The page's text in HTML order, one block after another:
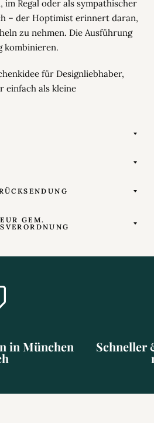
im Regal oder als sympathischer
– der Hoptimist erinnert daran,
zu nehmen. Die Ausführung
kombinieren.
für Designliebhaber,
einfach als kleine
GEM.
in München Schneller